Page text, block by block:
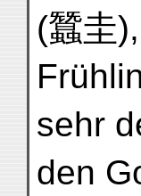
(蠶圭
sehr
den